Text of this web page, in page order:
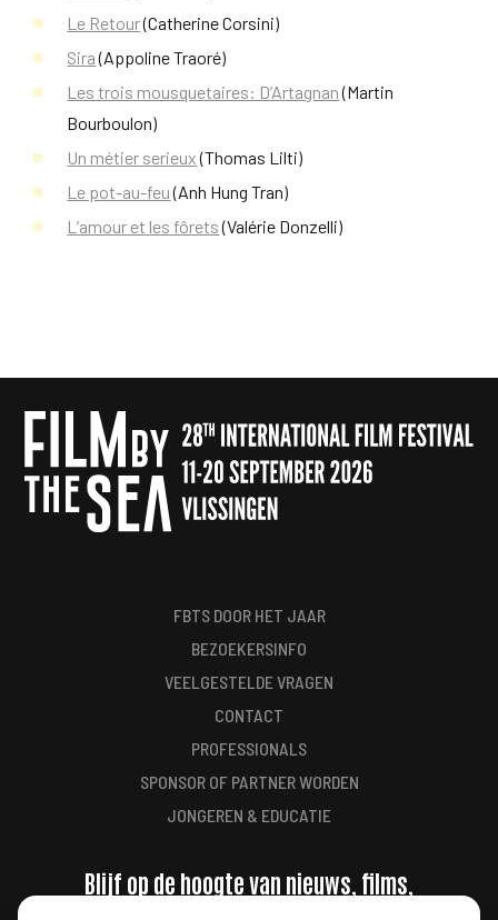
Le Retour(Catherine Corsini)
Sira(Appoline Traoré)
Les trois mousquetaires: D’Artagnan(Martin
Bourboulon)
Un métier serieux(Thomas Lilti)
Le pot-au-feu(Anh Hung Tran)
L’amour et les fôrets(Valérie Donzelli)
FBTS DOOR HET JAAR
BEZOEKERSINFO
VEELGESTELDE VRAGEN
CONTACT
PROFESSIONALS
SPONSOR OF PARTNER WORDEN
JONGEREN & EDUCATIE
Blijf op de hoogte van nieuws, films,